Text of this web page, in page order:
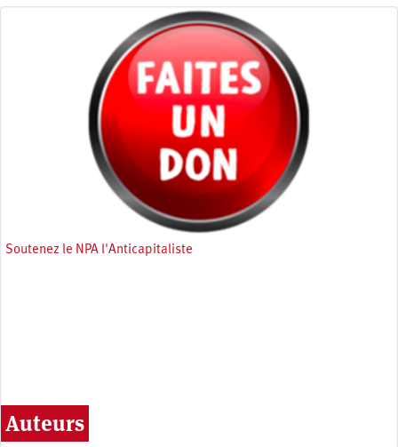
Soutenez le NPA l'Anticapitaliste
Auteurs